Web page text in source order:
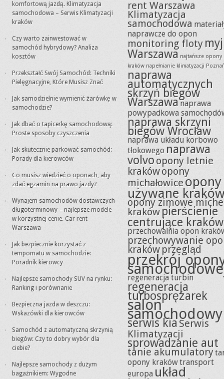
komfortową jazdą. Klimatyzacja
samochodowa – Serwis Klimatyzacji
kraków
Czy warto zainwestować w
samochód hybrydowy? Analiza
kosztów
Przekształć Swój Samochód: Techniki
Pielęgnacyjne, Które Musisz Znać
Jak samodzielnie wymienić żarówkę w
samochodzie?
Jak dbać o tapicerkę samochodową:
Proste sposoby czyszczenia
Jak skutecznie parkować samochód:
Porady dla kierowców
Co musisz wiedzieć o oponach, aby
zdać egzamin na prawo jazdy?
Wynajem samochodów dostawczych
długoterminowy – najlepsze modele
w korzystnej cenie. Car rent
Warszawa
Jak bezpiecznie korzystać z
tempomatu w samochodzie:
Poradnik kierowcy
Najlepsze samochody SUV na rynku:
Ranking i porównanie
Bezpieczna jazda w deszczu:
Wskazówki dla kierowców
Samochód z automatyczną skrzynią
biegów: Czy to dobry wybór dla
ciebie?
Najlepsze samochody z dużym
bagażnikiem: Wygodne
rent Warszawa
Klimatyzacja
samochodowa
naprawcze do opon
monitoring floty
Warszawa najtańsze opony
kraków napełnianie klimatyzacji
naprawa
automatycznych
skrzyń biegów
Warszawa naprawa
powypadkowa
naprawa skrzyni
biegów Wrocław
naprawa układu korbowo
tłokowego naprawa
volvoopony letnie
krakówopony
michałowiceopony
używane
opony zimowe
kraków pierścienie
centrujące kraków
przechowalnia opon
przechowywanie
kraków przegląd
przekrój
regeneracja turbin
regeneracja
turbosprężarek
salon
samochodowy
serwis kiaSerwis
Klimatyzacji
sprowadzanie aut
tanie akumulatory
opony krakówtransport
europa układ